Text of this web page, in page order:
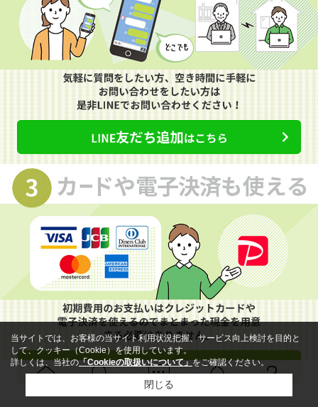
問い合せ
当サイトでは、お客様の当サイト利用状況把握、サービス向上検討を目的と
して、クッキー（Cookie）を使用しています。
詳しくは、当社の「Cookieの取扱いについて」をご確認ください。
閉じる